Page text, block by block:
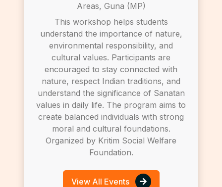
Areas, Guna (MP)
This workshop helps students
understand the importance of nature,
environmental responsibility, and
cultural values. Participants are
encouraged to stay connected with
nature, respect Indian traditions, and
understand the significance of Sanatan
values in daily life. The program aims to
create balanced individuals with strong
moral and cultural foundations.
Organized by Kritim Social Welfare
Foundation.
View All Events